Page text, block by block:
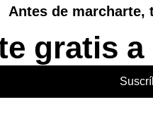
Antes de marcharte,
gratis a